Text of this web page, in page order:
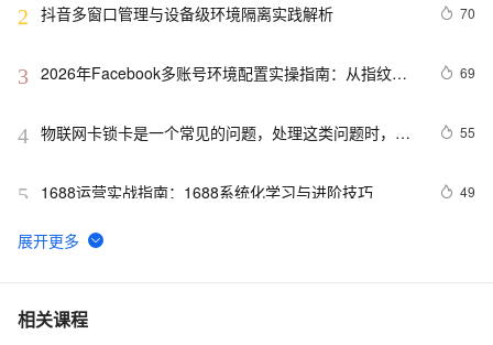
2 抖音多窗口管理与设备级环境隔离实践解析 70
3 2026年Facebook多账号环境配置实操指南：从指纹参
69
4 物联网卡锁卡是一个常见的问题，处理这类问题时，可
些常见的物联网卡锁卡原因及其处理方法
55
5 1688运营实战指南：1688系统化学习与进阶技巧 49
6 贴片卡与插拔卡
7 小红书负面下拉词删除实战方法与技巧
相关课程